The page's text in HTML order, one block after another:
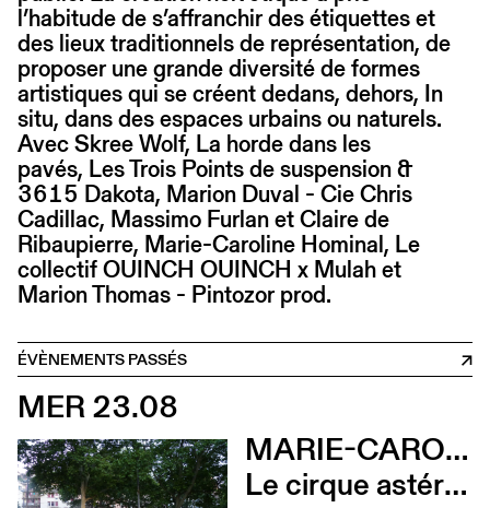
l’habitude de s’affranchir des étiquettes et
des lieux traditionnels de représentation, de
proposer une grande diversité de formes
artistiques qui se créent dedans, dehors, In
situ, dans des espaces urbains ou naturels.
Avec Skree Wolf, La horde dans les
pavés, Les Trois Points de suspension &
3615 Dakota, Marion Duval - Cie Chris
Cadillac, Massimo Furlan et Claire de
Ribaupierre, Marie-Caroline Hominal, Le
collectif OUINCH OUINCH x Mulah et
Marion Thomas - Pintozor prod.
ÉVÈNEMENTS PASSÉS
MER 23.08
MARIE-CAROLINE HOMINAL
Le cirque astéroïde